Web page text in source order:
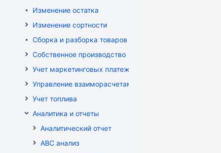
Изменение остатка
Изменение сортности
Сборка и разборка товаров
Собственное производство
Учет маркетинговых платежей
Управление взаиморасчетами
Учет топлива
Аналитика и отчеты
Аналитический отчет
ABC анализ